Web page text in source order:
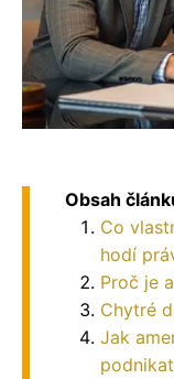
Obsah
Co
hodí
Proč je
Chytré
Jak